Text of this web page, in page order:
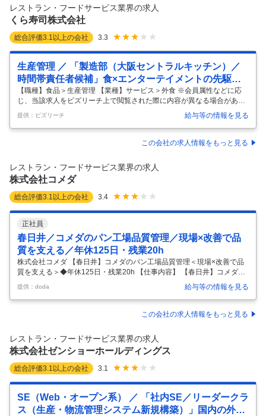
営効率化、データ活用、ゼロトラスト、AI活用までを支え
レストラン・フードサービス業界の求人
くら寿司株式会社
総合評価3.1 以上の会社 3.3
生産管理 ／ 「製造部（大阪セントラルキッチン）／
時間帯責任者候補」食×エンターテイメントの先駆
者”くら寿司”
【職種】食品＞生産管理 【業種】サービス＞外食 ※会員属性などに応
じ、当該求人をビズリーチ上で閲覧された際に内容が異なる場合があり
ます 【当社について】 くら寿司株式会社のコンセプトは「安心・美味し
い・安い」。 創業当時からすべての食材において化学調味料、人工甘味
料、合成着色料、人工保存料を一切使用せず、日本文化である「見えな
いところこそ大事にする」姿勢を貫いています。 私たちは寿司チェーン
るお寿司を通して、すばらしき日本を再構築し、世界に伝えよう
提供：ビズリーチ 給与等の情報を見る
この会社の求人情報をもっと見る
レストラン・フードサービス業界の求人
株式会社コメダ
総合評価3.1 以上の会社 3.4
正社員
春日井／コメダのパン工場品質管理／現場×改善で品
質を支える／年休125日・残業20h
株式会社コメダ 【春日井】コメダのパン工場品質管理＜現場×改善で品
質を支える＞◆年休125日・残業20h 【仕事内容】 【春日井】コメダの
パン工場品質管理＜現場×改善で品質を支える＞◆年休125日・残業20h
【具体的な仕事内容】 ★品質管理に加え、製造現場での工程改善にも携
われる環境 ★自社工場で原料～製造～製品まで一貫して関与可能 ★年休
125日／残業約20hと働きやすい環境 ★海外展開・新業態もあり長期キ
携した品質向上に取り組める方を求めています。 ■職務
提供：doda 給与等の情報を見る
この会社の求人情報をもっと見る
レストラン・フードサービス業界の求人
株式会社ゼンショーホールディングス
総合評価3.1 以上の会社 3.1
SE（Web・オープン系） ／ 「社内SE／リーダークラ
ス（生産・物流管理システム新規構築）」国内の外食